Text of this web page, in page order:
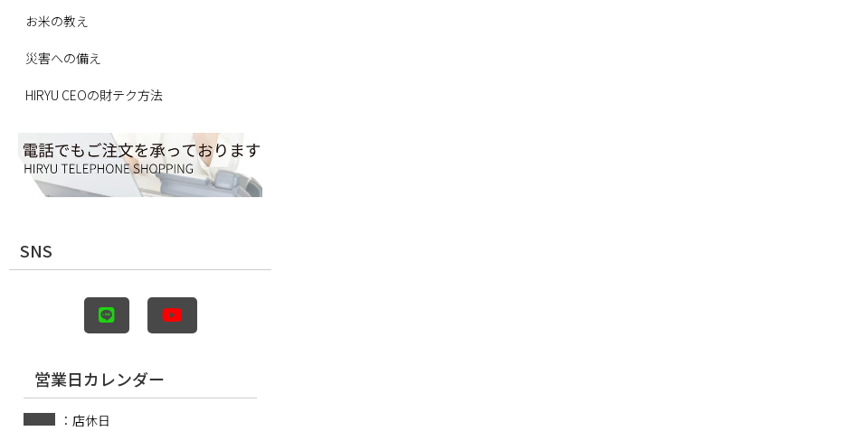
お米の教え
災害への備え
HIRYU CEOの財テク方法
SNS
営業日カレンダー
：店休日